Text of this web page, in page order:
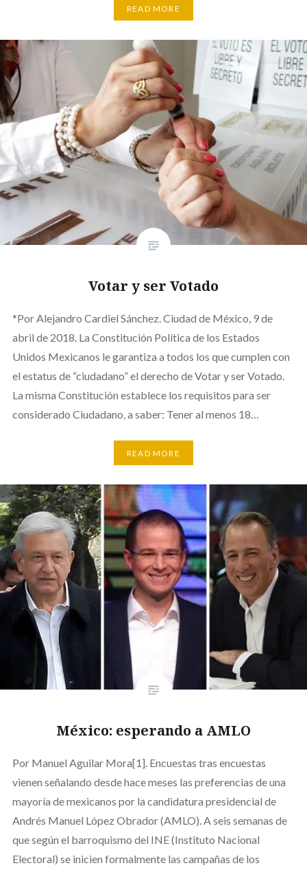
READ MORE
Votar y ser Votado
*Por Alejandro Cardiel Sánchez. Ciudad de México, 9 de
abril de 2018. La Constitución Política de los Estados
Unidos Mexicanos le garantiza a todos los que cumplen con
el estatus de “ciudadano” el derecho de Votar y ser Votado.
La misma Constitución establece los requisitos para ser
considerado Ciudadano, a saber: Tener al menos 18…
READ MORE
México: esperando a AMLO
Por Manuel Aguilar Mora[1]. Encuestas tras encuestas
vienen señalando desde hace meses las preferencias de una
mayoría de mexicanos por la candidatura presidencial de
Andrés Manuel López Obrador (AMLO). A seis semanas de
que según el barroquismo del INE (Instituto Nacional
Electoral) se inicien formalmente las campañas de los